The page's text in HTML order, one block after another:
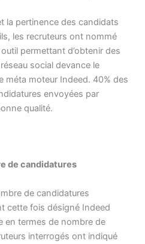
la pertinence des candidats
les recruteurs ont nommé
permettant d’obtenir des
social devance le
méta moteur Indeed. 40% des
envoyées par
qualité.
de candidatures
de candidatures
cette fois désigné Indeed
en termes de nombre de
interrogés ont indiqué